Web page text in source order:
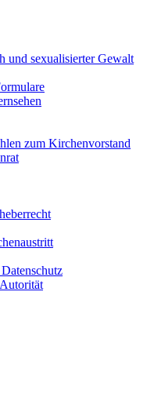
und sexualisierter Gewalt
zum Kirchenvorstand